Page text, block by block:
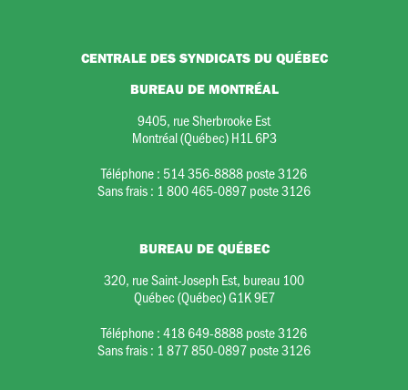
CENTRALE DES SYNDICATS DU QUÉBEC
BUREAU DE MONTRÉAL
9405, rue Sherbrooke Est
Montréal (Québec) H1L 6P3
Téléphone : 514 356-8888 poste 3126
Sans frais : 1 800 465-0897 poste 3126
BUREAU DE QUÉBEC
320, rue Saint-Joseph Est, bureau 100
Québec (Québec) G1K 9E7
Téléphone :418 649-8888 poste 3126
Sans frais : 1 877 850-0897 poste 3126